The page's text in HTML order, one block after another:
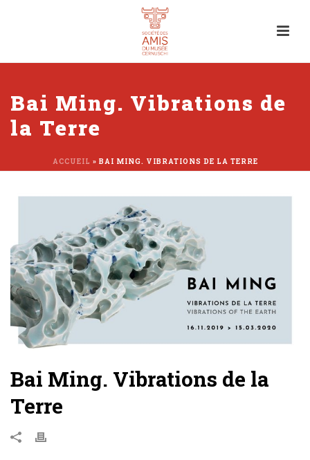
Bai Ming. Vibrations de
la Terre
ACCUEIL » BAI MING. VIBRATIONS DE LA TERRE
Bai Ming. Vibrations de la
Terre